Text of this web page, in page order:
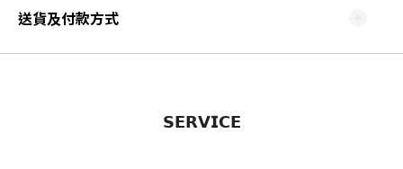
送貨及付款方式
𝗦𝗘𝗥𝗩𝗜𝗖𝗘